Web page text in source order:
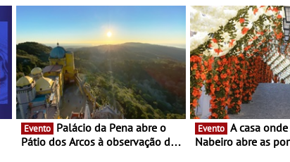
Evento
Pátio dos Arcos à observação do
Evento
Nabeiro abre as